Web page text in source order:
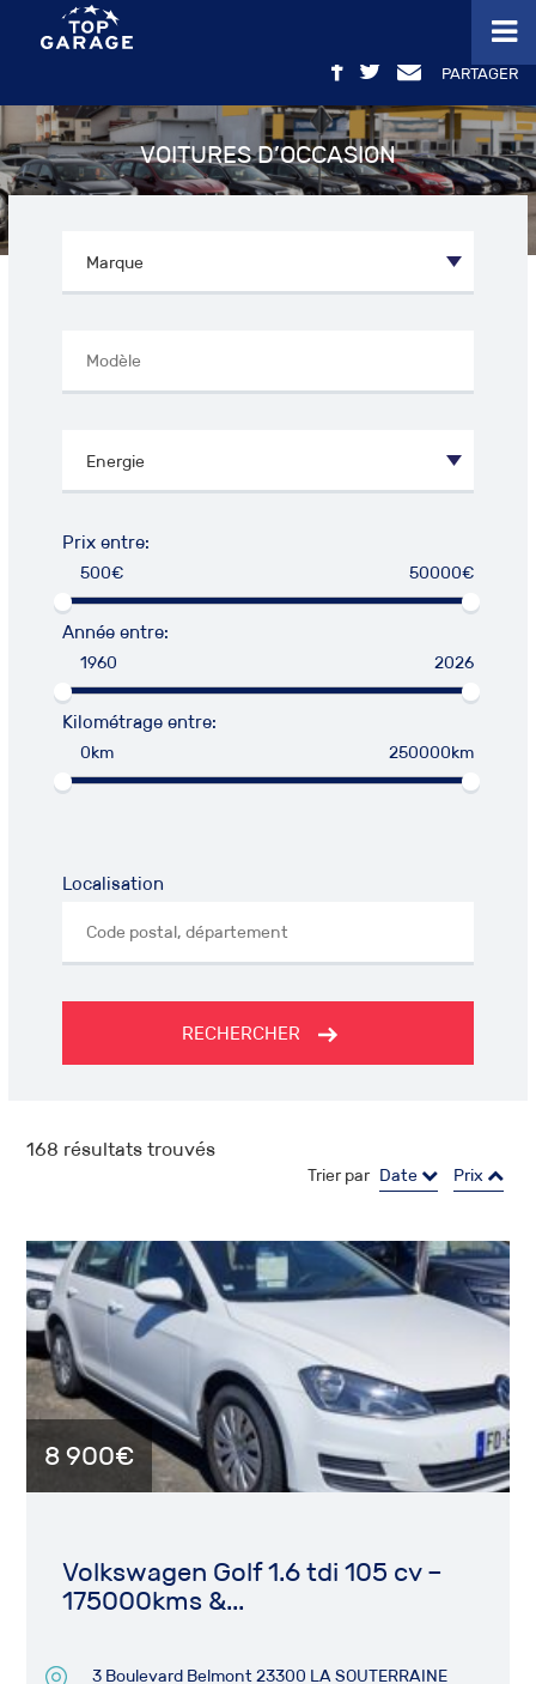
PARTAGER
VOITURES D’OCCASION
Prix entre:
500€ 50000€
Année entre:
1960 2026
Kilométrage entre:
0km 250000km
Localisation
RECHERCHER
168 résultats trouvés
Trier par Date Prix
8 900€
Volkswagen Golf 1.6 tdi 105 cv –
175000kms &...
3 Boulevard Belmont 23300 LA SOUTERRAINE